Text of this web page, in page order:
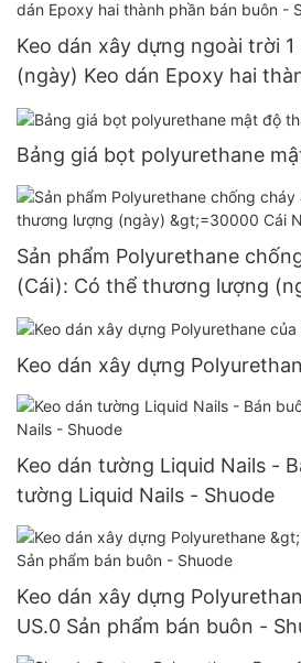
Keo dán xây dựng ngoài trời
(ngày) Keo dán Epoxy hai
- Shuode
Bảng giá bọt polyurethane
Sản phẩm Polyurethane
(Cái): Có thể thương lượng
Nhà cung cấp US.7
Keo dán xây dựng
Keo dán tường Liquid Nails -
tường Liquid Nails - Shuode
Keo dán xây dựng
US.0 Sản phẩm bán buôn -